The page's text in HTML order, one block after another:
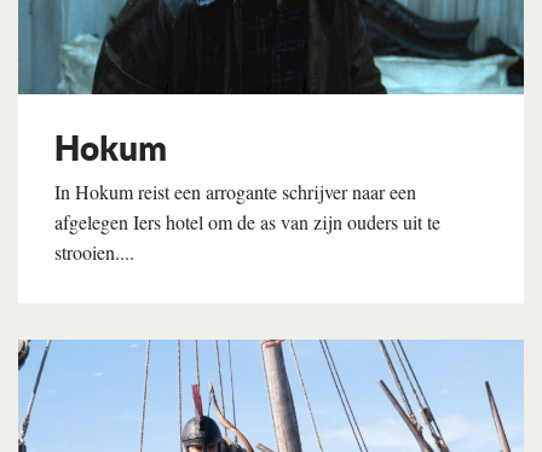
Hokum
In Hokum reist een arrogante schrijver naar een
afgelegen Iers hotel om de as van zijn ouders uit te
strooien....
Lees verder